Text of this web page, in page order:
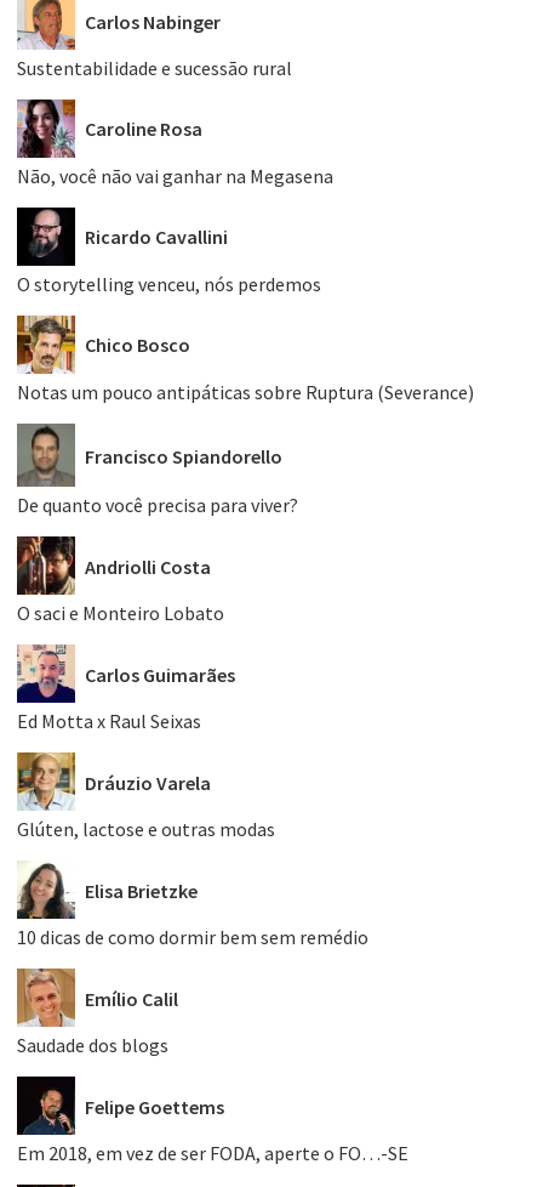
Carlos Nabinger
Sustentabilidade e sucessão rural
Caroline Rosa
Não, você não vai ganhar na Megasena
Ricardo Cavallini
O storytelling venceu, nós perdemos
Chico Bosco
Notas um pouco antipáticas sobre Ruptura (Severance)
Francisco Spiandorello
De quanto você precisa para viver?
Andriolli Costa
O saci e Monteiro Lobato
Carlos Guimarães
Ed Motta x Raul Seixas
Dráuzio Varela
Glúten, lactose e outras modas
Elisa Brietzke
10 dicas de como dormir bem sem remédio
Emílio Calil
Saudade dos blogs
Felipe Goettems
Em 2018, em vez de ser FODA, aperte o FO…-SE